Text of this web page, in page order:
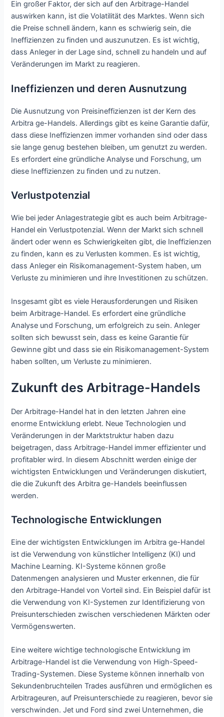
Ein großer Faktor, der sich auf den Arbitrage-Handel
auswirken kann, ist die Volatilität des Marktes. Wenn sich
die Preise schnell ändern, kann es schwierig sein, die
Ineffizienzen zu finden und auszunutzen. Es ist wichtig,
dass Anleger in der Lage sind, schnell zu handeln und auf
Veränderungen im Markt zu reagieren.
Ineffizienzen und deren Ausnutzung
Die Ausnutzung von Preisineffizienzen ist der Kern des
Arbitra ge-Handels. Allerdings gibt es keine Garantie dafür,
dass diese Ineffizienzen immer vorhanden sind oder dass
sie lange genug bestehen bleiben, um genutzt zu werden.
Es erfordert eine gründliche Analyse und Forschung, um
diese Ineffizienzen zu finden und zu nutzen.
Verlustpotenzial
Wie bei jeder Anlagestrategie gibt es auch beim Arbitrage-
Handel ein Verlustpotenzial. Wenn der Markt sich schnell
ändert oder wenn es Schwierigkeiten gibt, die Ineffizienzen
zu finden, kann es zu Verlusten kommen. Es ist wichtig,
dass Anleger ein Risikomanagement-System haben, um
Verluste zu minimieren und ihre Investitionen zu schützen.
Insgesamt gibt es viele Herausforderungen und Risiken
beim Arbitrage-Handel. Es erfordert eine gründliche
Analyse und Forschung, um erfolgreich zu sein. Anleger
sollten sich bewusst sein, dass es keine Garantie für
Gewinne gibt und dass sie ein Risikomanagement-System
haben sollten, um Verluste zu minimieren.
Zukunft des Arbitrage-Handels
Der Arbitrage-Handel hat in den letzten Jahren eine
enorme Entwicklung erlebt. Neue Technologien und
Veränderungen in der Marktstruktur haben dazu
beigetragen, dass Arbitrage-Handel immer effizienter und
profitabler wird. In diesem Abschnitt werden einige der
wichtigsten Entwicklungen und Veränderungen diskutiert,
die die Zukunft des Arbitra ge-Handels beeinflussen
werden.
Technologische Entwicklungen
Eine der wichtigsten Entwicklungen im Arbitra ge-Handel
ist die Verwendung von künstlicher Intelligenz (KI) und
Machine Learning. KI-Systeme können große
Datenmengen analysieren und Muster erkennen, die für
den Arbitrage-Handel von Vorteil sind. Ein Beispiel dafür ist
die Verwendung von KI-Systemen zur Identifizierung von
Preisunterschieden zwischen verschiedenen Märkten oder
Vermögenswerten.
Eine weitere wichtige technologische Entwicklung im
Arbitrage-Handel ist die Verwendung von High-Speed-
Trading-Systemen. Diese Systeme können innerhalb von
Sekundenbruchteilen Trades ausführen und ermöglichen es
Arbitrageuren, auf Preisunterschiede zu reagieren, bevor sie
verschwinden. Jet und Ford sind zwei Unternehmen, die